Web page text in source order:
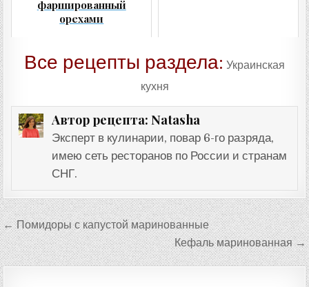
фаршированный
орехами
Все рецепты раздела: Украинская
кухня
Автор рецепта: Natasha
Эксперт в кулинарии, повар 6-го разряда,
имею сеть ресторанов по России и странам
СНГ.
Навигация
по
записям
← Помидоры с капустой маринованные
Кефаль маринованная →